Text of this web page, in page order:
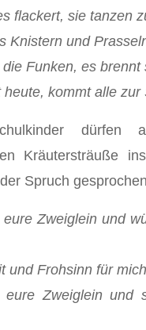
flackert, sie tanzen
Knistern und
Funken, es brennt
kommt alle zur
dürfen
Kräutersträuße
Spruch
eure Zweiglein und
und Frohsinn für
eure Zweiglein und